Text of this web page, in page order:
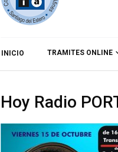
INICIO TRAMITES ONLINE
ByCPIA Category:
Hoy Radio